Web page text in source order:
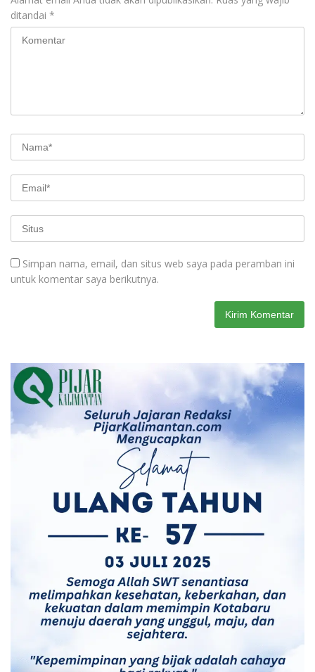
ditandai *
Simpan nama, email, dan situs web saya pada peramban ini
untuk komentar saya berikutnya.